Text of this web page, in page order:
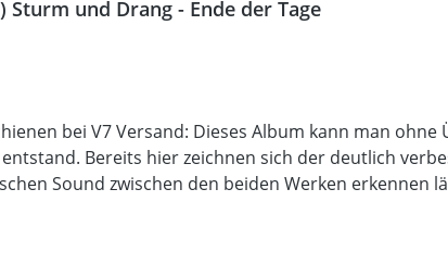
und Drang - Ende der Tage
bei V7 Versand: Dieses Album kann man
Bereits hier zeichnen sich der deutlich
Sound zwischen den beiden Werken erkennen